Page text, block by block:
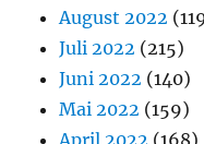
August 2022
Juli 2022 (215)
Juni 2022 (140)
Mai 2022 (159)